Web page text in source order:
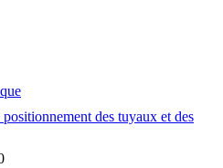
des tuyaux et des